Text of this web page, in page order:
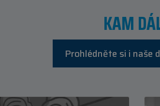
KAM
Prohlédněte si i naše